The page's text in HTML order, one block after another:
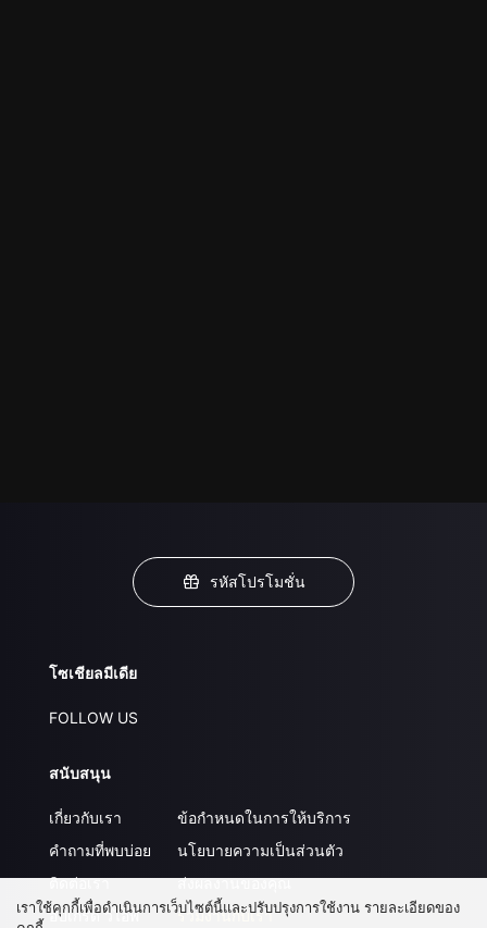
รหัสโปรโมชั่น
โซเชียลมีเดีย
FOLLOW US
สนับสนุน
เกี่ยวกับเรา
คำถามที่พบบ่อย
ติดต่อเรา
อัปเกรด วีไอพี
ข้อกำหนดในการให้บริการ
นโยบายความเป็นส่วนตัว
ส่งผลงานของคุณ
ร่วมงานกับเรา
เราใช้คุกกี้เพื่อดำเนินการเว็บไซต์นี้และปรับปรุงการใช้งาน รายละเอียดของ